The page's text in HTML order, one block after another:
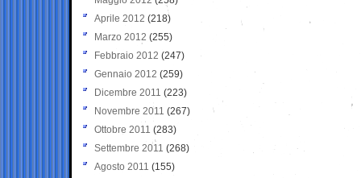
Aprile 2012 (218)
Marzo 2012 (255)
Febbraio 2012 (247)
Gennaio 2012 (259)
Dicembre 2011 (223)
Novembre 2011 (267)
Ottobre 2011 (283)
Settembre 2011 (268)
Agosto 2011 (155)